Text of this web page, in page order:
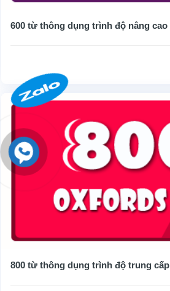
600 từ thông dụng trình độ nâng cao
800 từ thông dụng trình độ trung cấp